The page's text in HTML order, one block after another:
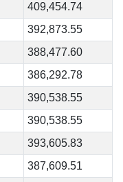
409,454.74
392,873.55
388,477.60
386,292.78
390,538.55
390,538.55
393,605.83
387,609.51